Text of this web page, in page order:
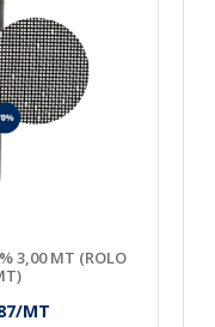
3,00 MT (ROLO
MT